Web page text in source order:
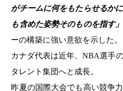
がチームに何をもたらせるか
も含めた姿勢そのものを指す」
ーの構築に強い意欲を示した。
カナダ代表は近年、NBA選手
タレント集団へと成長。
昨夏の国際大会でも高い競争